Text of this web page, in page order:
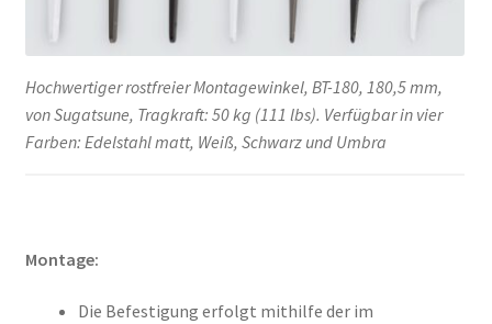
Hochwertiger rostfreier Montagewinkel, BT-180, 180,5 mm,
von Sugatsune, Tragkraft: 50 kg (111 lbs). Verfügbar in vier
Farben: Edelstahl matt, Weiß, Schwarz und Umbra
Montage:
Die Befestigung erfolgt mithilfe der im